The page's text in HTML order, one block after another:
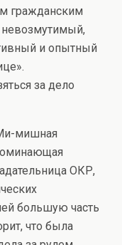
гражданским
и опытный
за дело
мишная
ОКР,
большую часть
что была